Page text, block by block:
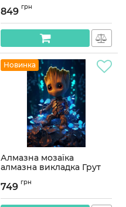
OG00710SB
Артикул:OG00710SB
849 грн
Новинка
Алмазна мозаїка
алмазна викладка Грут
Артикул:
749 грн